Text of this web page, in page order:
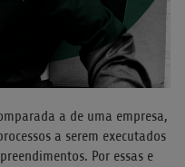
a de uma empresa,
a serem executados
Por essas e